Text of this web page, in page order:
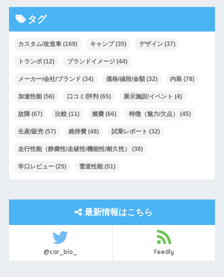
タグ
カスタム/改造車(169) キャンプ(35) デザイン(37)
トランポ(12) ブランドイメージ(44)
メーカー/会社/ブランド (34) 価格/値段/金額(32) 内装(78)
加速性能(56) 口コミ/評判 (65) 展示施設/イベント (4)
故障(67) 比較(11) 燃費(66) 特徴（魅力/欠点） (45)
生産/販売(57) 維持費(48) 試乗レポート (32)
走行性能（静粛性/走破性/機能性/耐久性） (38)
辛口レビュー(25) 雪道性能(51)
最新情報はこちら
@car_blo_ Feedly